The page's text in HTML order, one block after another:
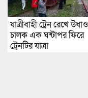
যাত্রীবাহী ট্রেন রেখে উধাও
চালক এক ঘন্টাপর ফিরে
ট্রেনটির যাত্রা